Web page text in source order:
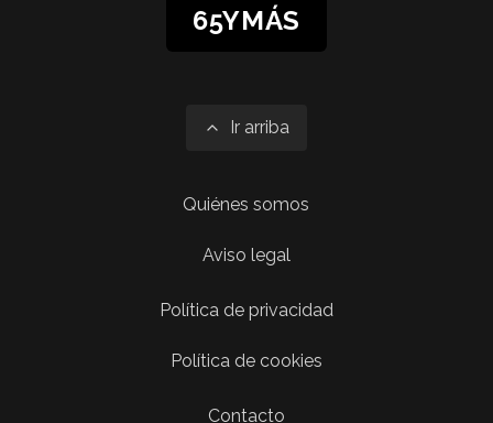
65YMÁS
Ir arriba
Quiénes somos
Aviso legal
Política de privacidad
Política de cookies
Contacto